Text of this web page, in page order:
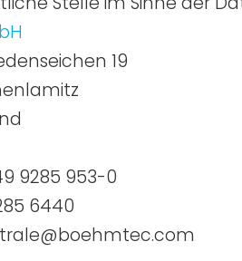
19
9285 953-0
6440